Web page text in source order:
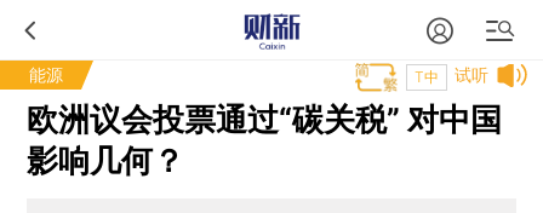
能源 试听
T中
欧洲议会投票通过“碳关税” 对中国
影响几何？